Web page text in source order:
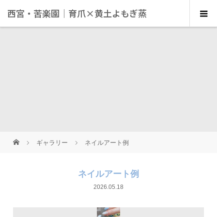
西宮・苦楽園｜育爪×黄土よもぎ蒸
ギャラリー ネイルアート例
ネイルアート例
2026.05.18